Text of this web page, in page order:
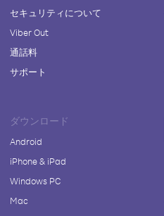
セキュリティについて
Viber Out
通話料
サポート
ダウンロード
Android
iPhone & iPad
Windows PC
Mac